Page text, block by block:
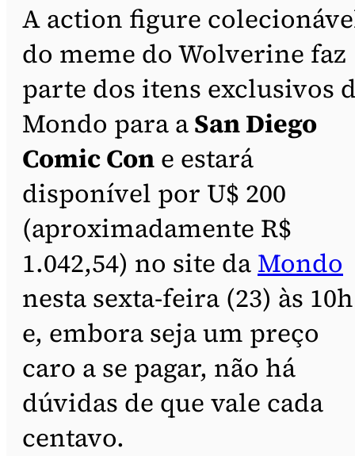
A action figure
do meme do Wolverine faz
parte dos itens exclusivos
Mondo para aSan Diego
Comic Con e estará
disponível por U$ 200
(aproximadamente R$
1.042,54) no site da Mondo
nesta sexta-feira (23) às 10h
e, embora seja um preço
caro a se pagar, não há
dúvidas de que vale cada
centavo.